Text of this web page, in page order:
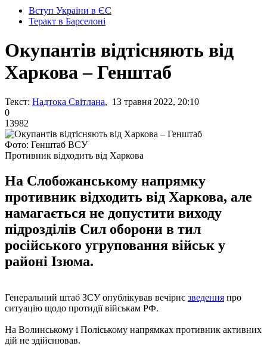
Вступ України в ЄС
Теракт в Барселоні
Окупантів відтісняють від
Харкова – Генштаб
Текст: Надтока Світлана, 13 травня 2022, 20:10
0
13982
Фото: Генштаб ВСУ
Противник відходить від Харкова
На Слобожанському напрямку
противник відходить від Харкова, але
намагається не допустити виходу
підрозділів Сил оборони в тил
російського угруповання військ у
районі Ізюма.
Генеральний штаб ЗСУ опублікував вечірнє зведення про
ситуацію щодо протидії військам РФ.
На Волинському і Поліському напрямках противник активних
дій не здійснював.